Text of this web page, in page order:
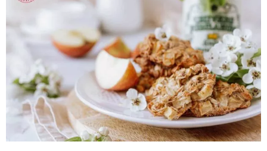
Pieczywo
Przetwory
Posiłki
Zdrowo i fit